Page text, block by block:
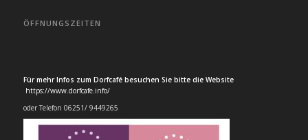
ÖFFNUNGSZEITEN
Für mehr Infos zum Dorfcafé besuchen Sie bitte die Website
https://www.dorfcafe.info/
oder Telefon 06251/ 9449265